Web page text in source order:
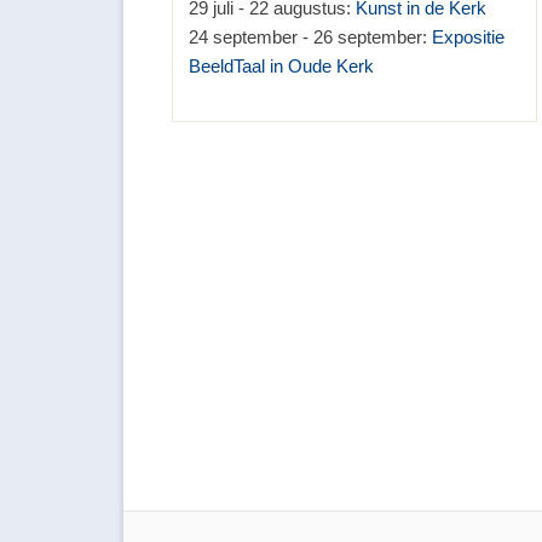
29 juli - 22 augustus: Kunst in de Kerk
24 september - 26 september: Expositie
BeeldTaal in Oude Kerk